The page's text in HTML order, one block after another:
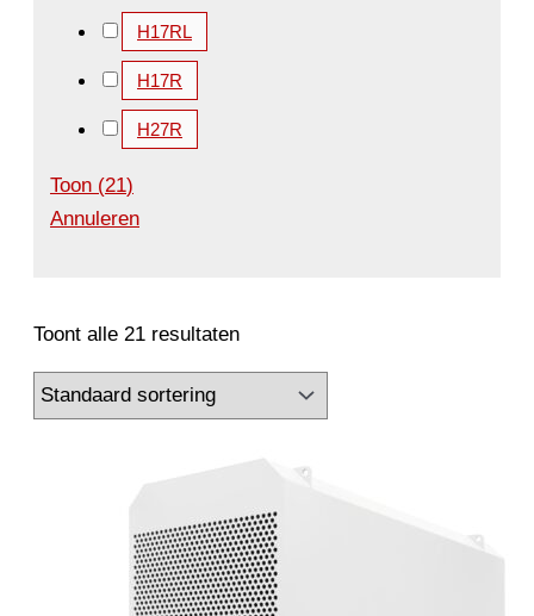
H17RL
H17R
H27R
Toon (21)
Annuleren
Toont alle 21 resultaten